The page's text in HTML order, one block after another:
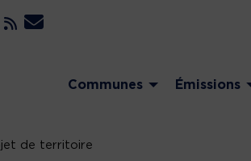
Communes Émissions
de territoire